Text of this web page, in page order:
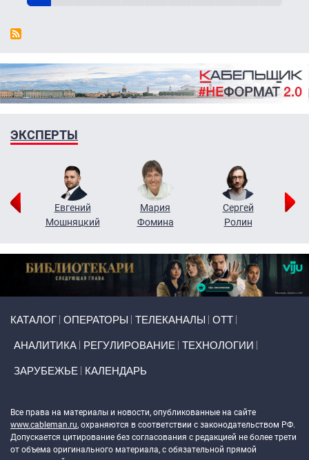
ЭКСПЕРТЫ
Евгений
Мошняцкий
Мария
Фомина
Сергей
Ролин
КАТАЛОГ ОПЕРАТОРЫ ТЕЛЕКАНАЛЫ ОТТ
АНАЛИТИКА РЕГУЛИРОВАНИЕ ТЕХНОЛОГИИ
ЗАРУБЕЖЬЕ КАЛЕНДАРЬ
Все права на материалы и новости, опубликованные на сайте
www.cableman.ru, охраняются в соответствии с законодательством РФ.
Допускается цитирование без согласования с редакцией не более трети
от объема оригинального материала, с обязательной прямой